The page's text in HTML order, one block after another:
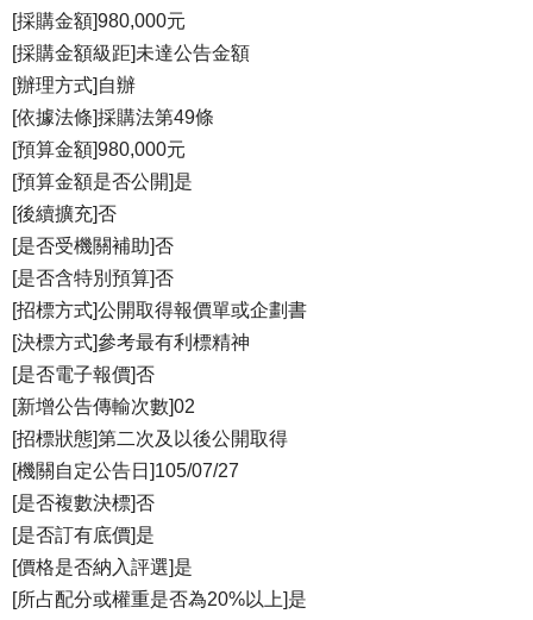
[採購金額]980,000元
[採購金額級距]未達公告金額
[辦理方式]自辦
[依據法條]採購法第49條
[預算金額]980,000元
[預算金額是否公開]是
[後續擴充]否
[是否受機關補助]否
[是否含特別預算]否
[招標方式]公開取得報價單或企劃書
[決標方式]參考最有利標精神
[是否電子報價]否
[新增公告傳輸次數]02
[招標狀態]第二次及以後公開取得
[機關自定公告日]105/07/27
[是否複數決標]否
[是否訂有底價]是
[價格是否納入評選]是
[所占配分或權重是否為20%以上]是